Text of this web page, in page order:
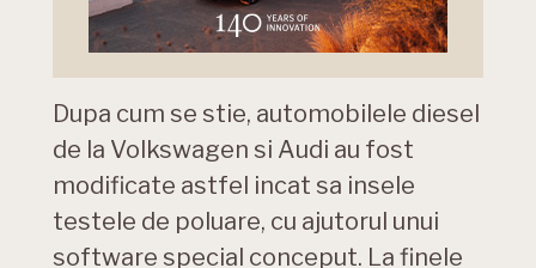
Dupa cum se stie, automobilele diesel
de la Volkswagen si Audi au fost
modificate astfel incat sa insele
testele de poluare, cu ajutorul unui
software special conceput. La finele